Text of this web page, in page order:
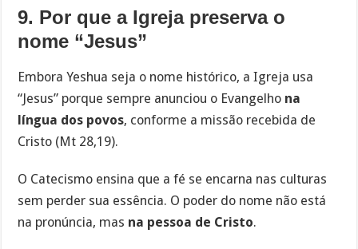
9. Por que a Igreja preserva o
nome “Jesus”
Embora Yeshua seja o nome histórico, a Igreja usa
“Jesus” porque sempre anunciou o Evangelho na
língua dos povos, conforme a missão recebida de
Cristo (Mt 28,19).
O Catecismo ensina que a fé se encarna nas culturas
sem perder sua essência. O poder do nome não está
na pronúncia, mas na pessoa de Cristo.